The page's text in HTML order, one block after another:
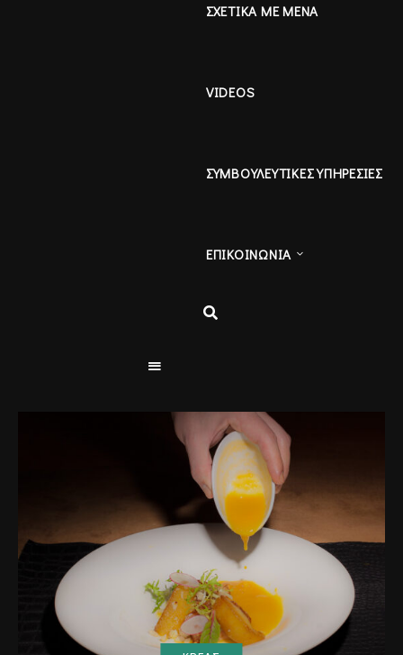
ΣΧΕΤΙΚΑ ΜΕ ΜΕΝΑ
VIDEOS
ΣΥΜΒΟΥΛΕΥΤΙΚΕΣ ΥΠΗΡΕΣΙΕΣ
ΕΠΙΚΟΙΝΩΝΙΑ